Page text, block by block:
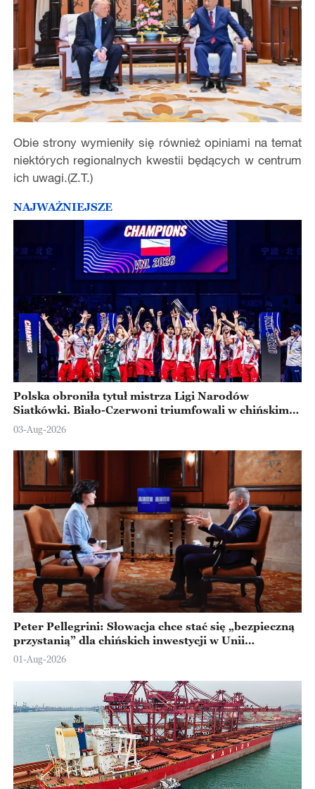
Obie strony wymieniły się również opiniami na temat
niektórych regionalnych kwestii będących w centrum
ich uwagi.(Z.T.)
NAJWAŻNIEJSZE
Polska obroniła tytuł mistrza Ligi Narodów
Siatkówki. Biało-Czerwoni triumfowali w chińskim
Ningbo
03-Aug-2026
Peter Pellegrini: Słowacja chce stać się „bezpieczną
przystanią” dla chińskich inwestycji w Unii
Europejskiej
01-Aug-2026